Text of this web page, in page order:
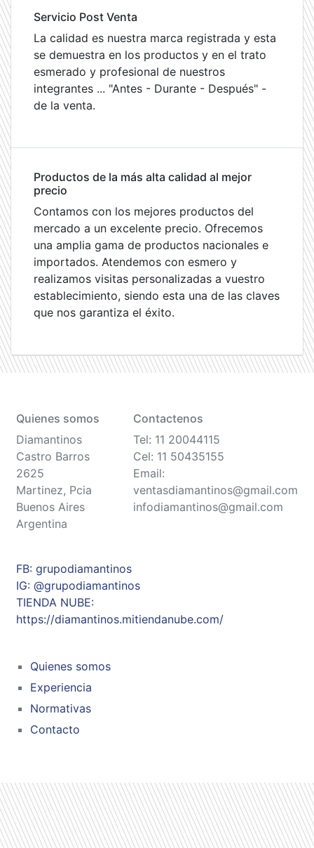
Servicio Post Venta
La calidad es nuestra marca registrada y esta
se demuestra en los productos y en el trato
esmerado y profesional de nuestros
integrantes ... "Antes - Durante - Después" -
de la venta.
Productos de la más alta calidad al mejor
precio
Contamos con los mejores productos del
mercado a un excelente precio. Ofrecemos
una amplia gama de productos nacionales e
importados. Atendemos con esmero y
realizamos visitas personalizadas a vuestro
establecimiento, siendo esta una de las claves
que nos garantiza el éxito.
Quienes somos
Diamantinos
Castro Barros
2625
Martinez, Pcia
Buenos Aires
Argentina
Contactenos
Tel: 11 20044115
Cel: 11 50435155
Email:
ventasdiamantinos@gmail.com
infodiamantinos@gmail.com
FB: grupodiamantinos
IG: @grupodiamantinos
TIENDA NUBE:
https://diamantinos.mitiendanube.com/
Quienes somos
Experiencia
Normativas
Contacto